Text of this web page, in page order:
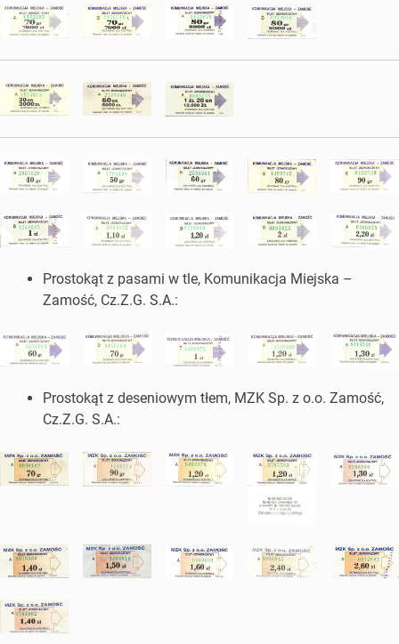
Prostokąt z pasami w tle, Komunikacja Miejska –
Zamość, Cz.Z.G. S.A.:
Prostokąt z deseniowym tłem, MZK Sp. z o.o. Zamość,
Cz.Z.G. S.A.: